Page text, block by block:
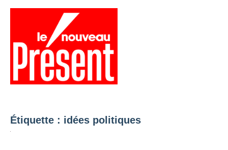
Aller
Étiquette : idées politiques